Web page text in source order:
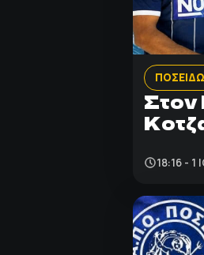
Στον
18:16 - 1